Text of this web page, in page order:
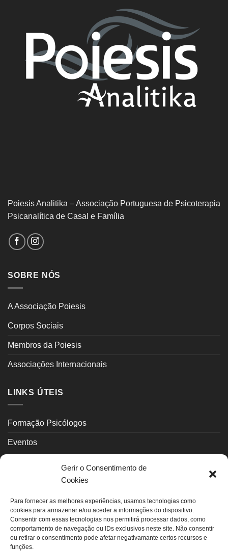
Gerir o Consentimento de
Cookies
Para fornecer as melhores experiências, usamos tecnologias como
cookies para armazenar e/ou aceder a informações do dispositivo.
Consentir com essas tecnologias nos permitirá processar dados, como
comportamento de navegação ou IDs exclusivos neste site. Não consentir
ou retirar o consentimento pode afetar negativamante certos recursos e
funções.
Poiesis Analitika – Associação Portuguesa de Psicoterapia
Psicanalítica de Casal e Família
SOBRE NÓS
A Associação Poiesis
Corpos Sociais
Membros da Poiesis
Associações Internacionais
LINKS ÚTEIS
Formação Psicólogos
Eventos
INFORMAÇÃO LEGAL
Política Privacidade